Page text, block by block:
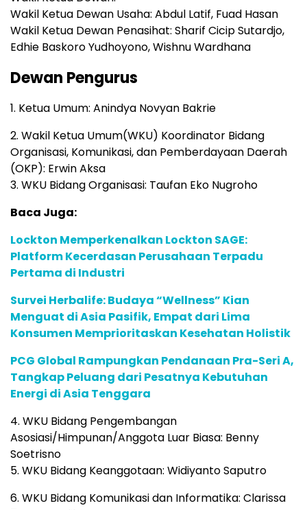
Wakil Ketua Dewan Usaha: Abdul Latif, Fuad Hasan
Wakil Ketua Dewan Penasihat: Sharif Cicip Sutardjo,
Edhie Baskoro Yudhoyono, Wishnu Wardhana
Dewan Pengurus
1. Ketua Umum: Anindya Novyan Bakrie
2. Wakil Ketua Umum(WKU) Koordinator Bidang
Organisasi, Komunikasi, dan Pemberdayaan Daerah
(OKP): Erwin Aksa
3. WKU Bidang Organisasi: Taufan Eko Nugroho
Baca Juga:
Lockton Memperkenalkan Lockton SAGE:
Platform Kecerdasan Perusahaan Terpadu
Pertama di Industri
Survei Herbalife: Budaya “Wellness” Kian
Menguat di Asia Pasifik, Empat dari Lima
Konsumen Memprioritaskan Kesehatan Holistik
PCG Global Rampungkan Pendanaan Pra-Seri A,
Tangkap Peluang dari Pesatnya Kebutuhan
Energi di Asia Tenggara
4. WKU Bidang Pengembangan
Asosiasi/Himpunan/Anggota Luar Biasa: Benny
Soetrisno
5. WKU Bidang Keanggotaan: Widiyanto Saputro
6. WKU Bidang Komunikasi dan Informatika: Clarissa